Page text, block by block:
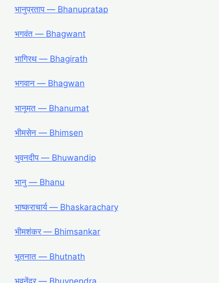
भानुप्रताप — Bhanupratap
भगवंत — Bhagwant
भागिरथ — Bhagirath
भगवान — Bhagwan
भानूमत — Bhanumat
भीमसेन — Bhimsen
भुवनदीप — Bhuwandip
भानु — Bhanu
भाष्कराचार्य — Bhaskarachary
भीमशंकर — Bhimsankar
भूतनात — Bhutnath